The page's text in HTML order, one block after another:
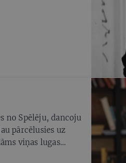
no Spēlēju, dancoju
pārcēlusies uz
viņas lugas